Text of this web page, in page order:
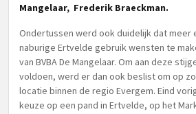
Mangelaar, Frederik Braeckman.
Ondertussen werd ook duidelijk dat meer
naburige Ertvelde gebruik wensten te
van BVBA De Mangelaar. Om aan deze
voldoen, werd er dan ook beslist om op
locatie binnen de regio Evergem. Eind
keuze op een pand in Ertvelde, op het